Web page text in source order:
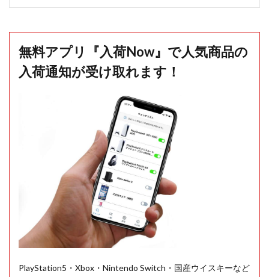
無料アプリ『入荷Now』で人気商品の
入荷通知が受け取れます！
PlayStation5・Xbox・Nintendo Switch・国産ウイスキーなど